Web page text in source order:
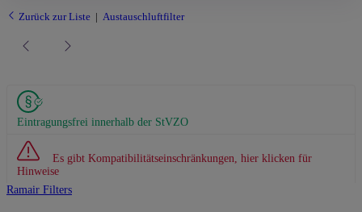
Zurück zur Liste Austauschluftfilter
Eintragungsfrei innerhalb der StVZO
Es gibt Kompatibilitätseinschränkungen, hier klicken für
Hinweise
Ramair Filters